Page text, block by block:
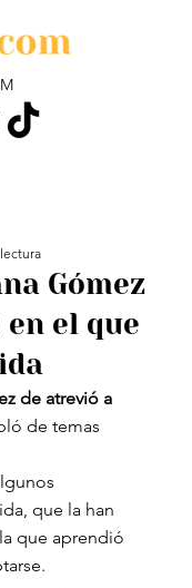
Gómez
el que
de atrevió a
de temas
que la han
que aprendió